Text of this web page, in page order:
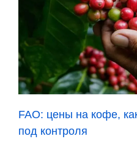
FAO: цены на кофе,
под контроля